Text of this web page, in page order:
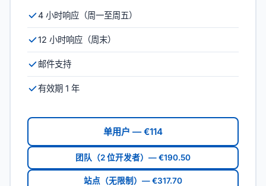
4 小时响应（周一至周五）
12 小时响应（周末）
邮件支持
有效期 1 年
单用户 — €114
团队（2 位开发者）— €190.50
站点（无限制）— €317.70